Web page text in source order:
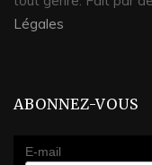
Légales
ABONNEZ-VOUS
E-mail